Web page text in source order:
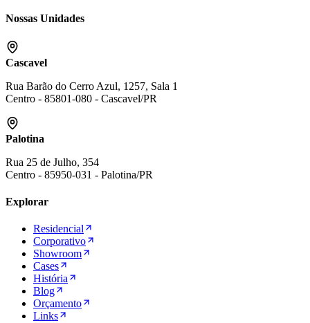
Nossas Unidades
Cascavel
Rua Barão do Cerro Azul, 1257, Sala 1
Centro - 85801-080 - Cascavel/PR
Palotina
Rua 25 de Julho, 354
Centro - 85950-031 - Palotina/PR
Explorar
Residencial
Corporativo
Showroom
Cases
História
Blog
Orçamento
Links